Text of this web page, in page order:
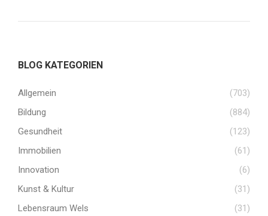
BLOG KATEGORIEN
Allgemein
(703)
Bildung
(884)
Gesundheit
(123)
Immobilien
(61)
Innovation
(6)
Kunst & Kultur
(31)
Lebensraum Wels
(31)